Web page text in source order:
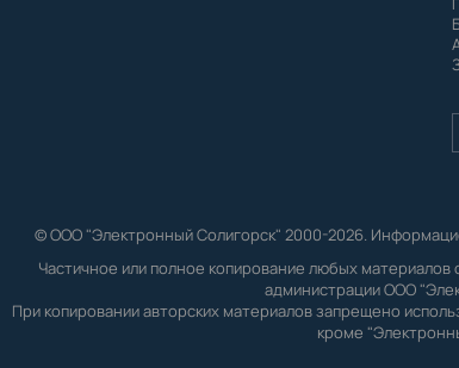
© ООО "Электронный Солигорск" 2000-2026.
Частичное или полное копирование любых
администрации ООО
При копировании авторских материалов запрещено
кроме